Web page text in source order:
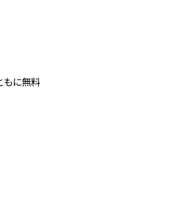
もに無料